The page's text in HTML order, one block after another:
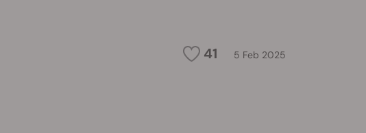
41 5 Feb 2025